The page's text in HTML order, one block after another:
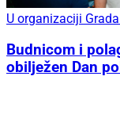
U organizaciji
Budnicom i
obilježen Dan